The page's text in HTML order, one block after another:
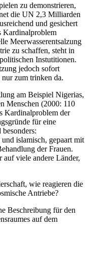
zu demonstrieren,
die UN 2,3 Milliarden
und gesichert
Kardinalproblem
Meerwasserentsalzung
zu schaffen, steht in
Instutitionen.
jedoch sofort
zum trinken da.
am Beispiel Nigerias,
Menschen (2000: 110
Kardinalproblem der
für eine
islamisch, gepaart mit
der Frauen.
auf viele andere Länder,
wie reagieren die
Antriebe?
Beschreibung für den
auf dem